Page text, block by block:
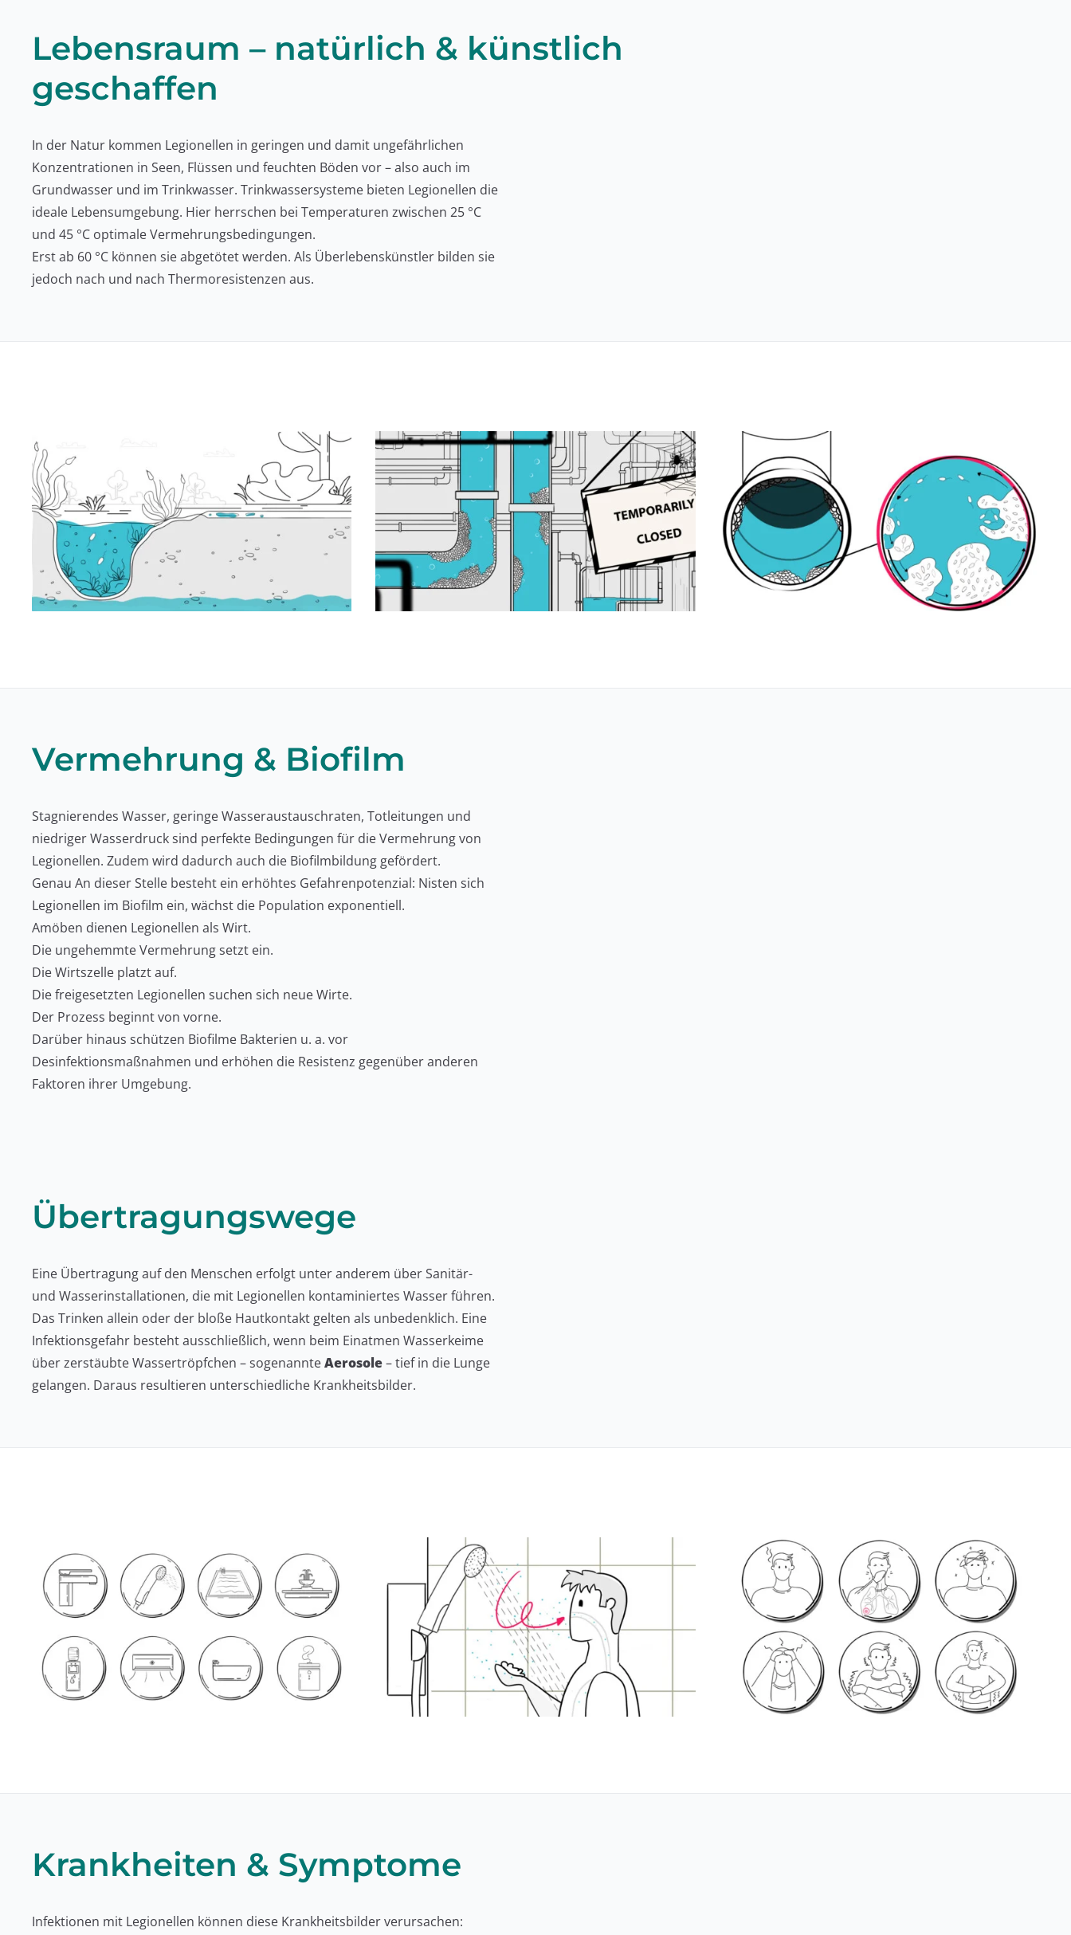
Lebensraum – natürlich & künstlich
geschaffen
In der Natur kommen Legionellen in geringen und damit ungefährlichen
Konzentrationen in Seen, Flüssen und feuchten Böden vor – also auch im
Grundwasser und im Trinkwasser. Trinkwassersysteme bieten Legionellen die
ideale Lebensumgebung. Hier herrschen bei Temperaturen zwischen 25 °C
und 45 °C optimale Vermehrungsbedingungen.
Erst ab 60 °C können sie abgetötet werden. Als Überlebenskünstler bilden sie
jedoch nach und nach Thermoresistenzen aus.
Vermehrung & Biofilm
Stagnierendes Wasser, geringe Wasseraustauschraten, Totleitungen und
niedriger Wasserdruck sind perfekte Bedingungen für die Vermehrung von
Legionellen. Zudem wird dadurch auch die Biofilmbildung gefördert.
Genau An dieser Stelle besteht ein erhöhtes Gefahrenpotenzial: Nisten sich
Legionellen im Biofilm ein, wächst die Population exponentiell.
Amöben dienen Legionellen als Wirt.
Die ungehemmte Vermehrung setzt ein.
Die Wirtszelle platzt auf.
Die freigesetzten Legionellen suchen sich neue Wirte.
Der Prozess beginnt von vorne.
Darüber hinaus schützen Biofilme Bakterien u. a. vor
Desinfektionsmaßnahmen und erhöhen die Resistenz gegenüber anderen
Faktoren ihrer Umgebung.
Übertragungswege
Eine Übertragung auf den Menschen erfolgt unter anderem über Sanitär-
und Wasserinstallationen, die mit Legionellen kontaminiertes Wasser führen.
Das Trinken allein oder der bloße Hautkontakt gelten als unbedenklich. Eine
Infektionsgefahr besteht ausschließlich, wenn beim Einatmen Wasserkeime
über zerstäubte Wassertröpfchen – sogenannteAerosole– tief in die Lunge
gelangen. Daraus resultieren unterschiedliche Krankheitsbilder.
Krankheiten & Symptome
Infektionen mit Legionellen können diese Krankheitsbilder verursachen: